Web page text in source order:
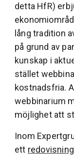
detta HfR)
lång tradition
på grund av
kunskap i
stället
kostnadsfria.
webbinarium
möjlighet att
Inom
ett